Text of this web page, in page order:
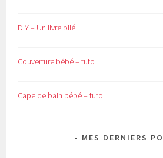
DIY – Un livre plié
Couverture bébé – tuto
Cape de bain bébé – tuto
MES DERNIERS